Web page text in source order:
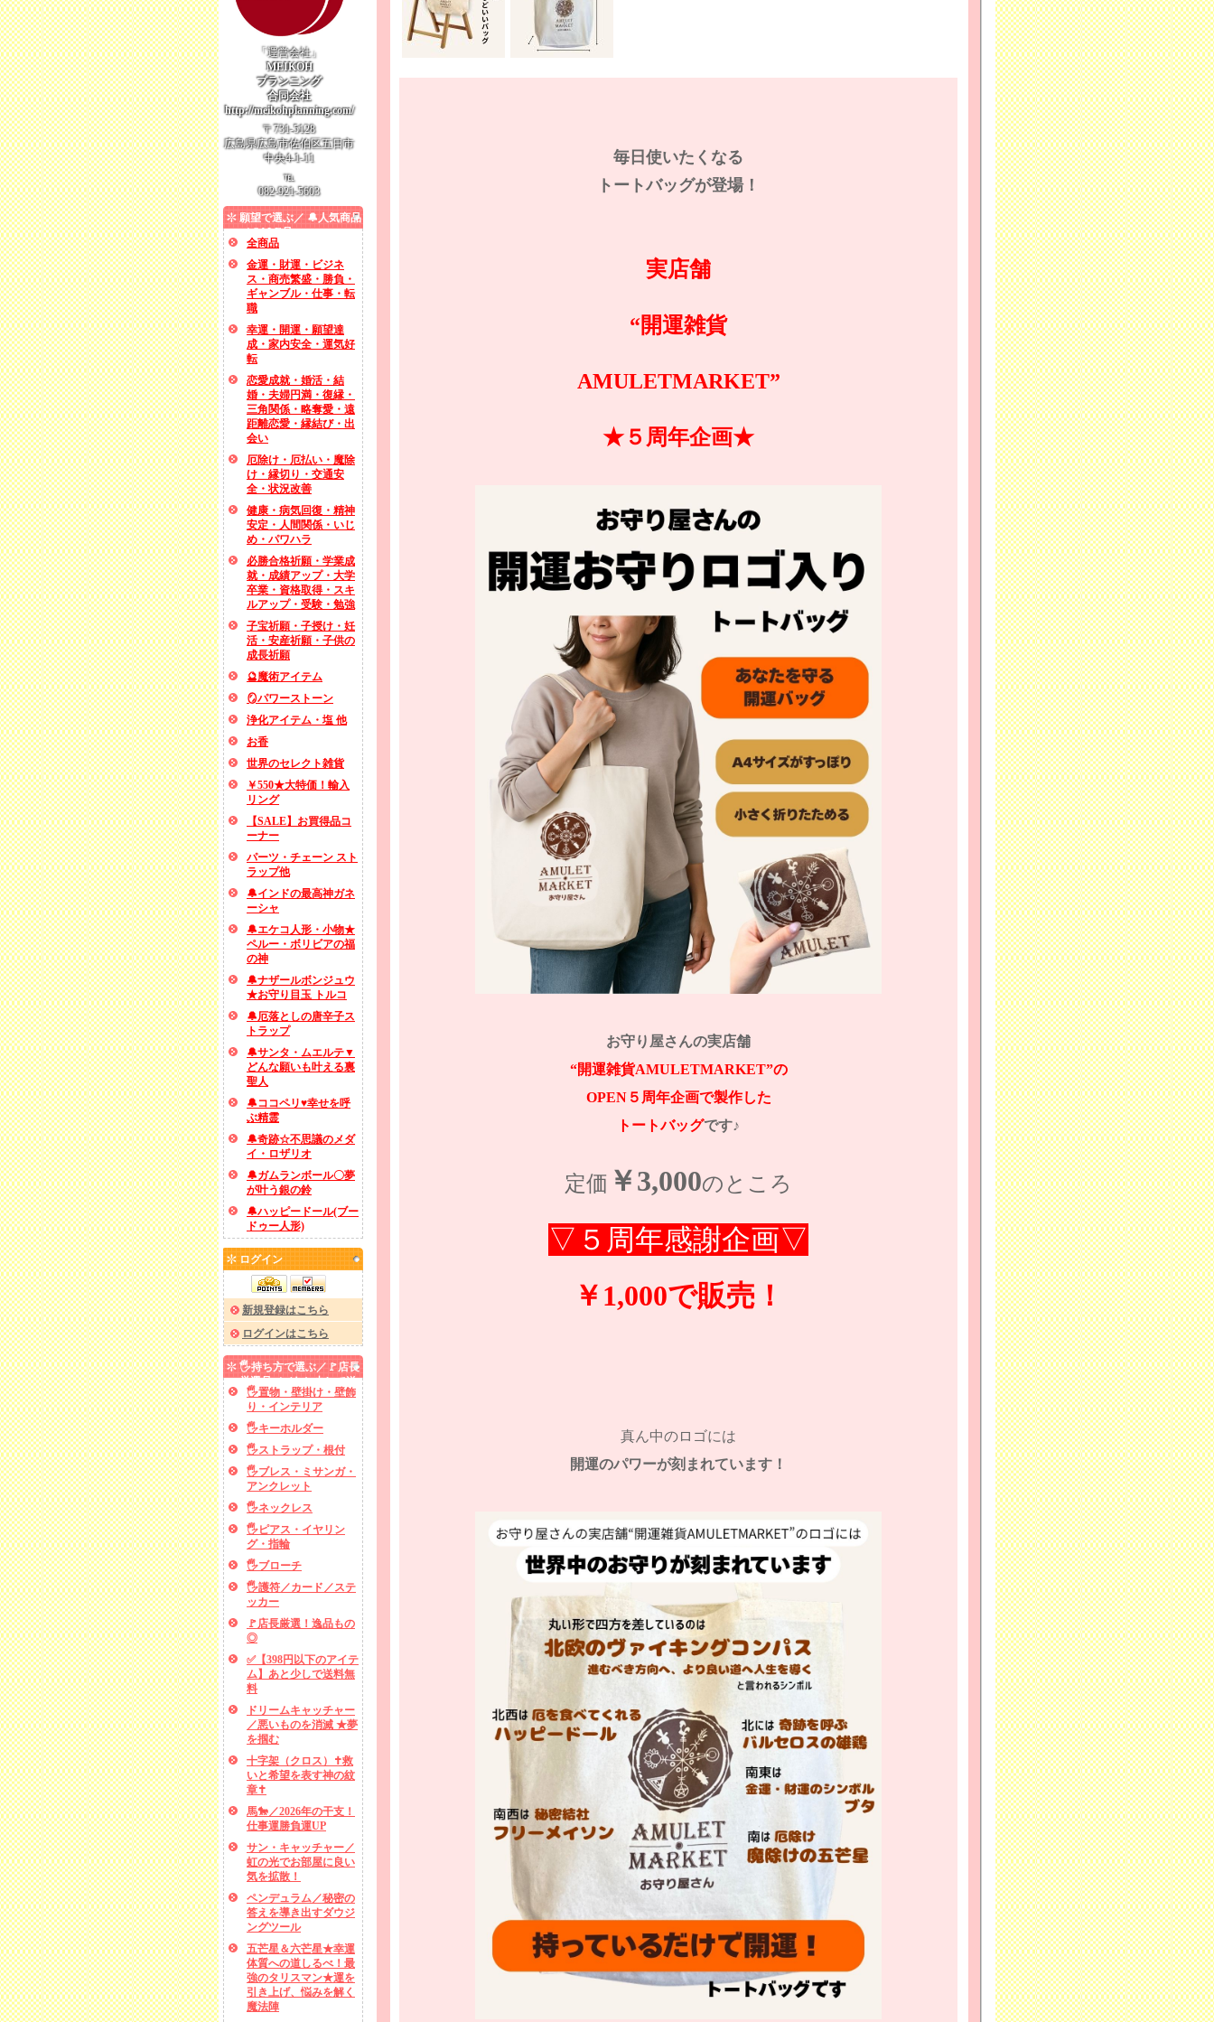
「運営会社」
MEIKOH
プランニング
合同会社
http://meikohplanning.com/
〒731-5128
広島県広島市佐伯区五日市
中央4-1-11
℡
082-921-5603
願望で選ぶ／ 🔔人気商品
／ SALE品
全商品
金運・財運・ビジネ
ス・商売繁盛・勝負・
ギャンブル・仕事・転
職
幸運・開運・願望達
成・家内安全・運気好
転
恋愛成就・婚活・結
婚・夫婦円満・復縁・
三角関係・略奪愛・遠
距離恋愛・縁結び・出
会い
厄除け・厄払い・魔除
け・縁切り・交通安
全・状況改善
健康・病気回復・精神
安定・人間関係・いじ
め・パワハラ
必勝合格祈願・学業成
就・成績アップ・大学
卒業・資格取得・スキ
ルアップ・受験・勉強
子宝祈願・子授け・妊
活・安産祈願・子供の
成長祈願
🔮魔術アイテム
🪞パワーストーン
浄化アイテム・塩 他
お香
世界のセレクト雑貨
￥550★大特価！輸入
リング
【SALE】お買得品コ
ーナー
パーツ・チェーン スト
ラップ他
🔔インドの最高神ガネ
ーシャ
🔔エケコ人形・小物★
ペルー・ボリビアの福
の神
🔔ナザールボンジュウ
★お守り目玉 トルコ
🔔厄落としの唐辛子ス
トラップ
🔔サンタ・ムエルテ▼
どんな願いも叶える裏
聖人
🔔ココペリ♥幸せを呼
ぶ精霊
🔔奇跡☆不思議のメダ
イ・ロザリオ
🔔ガムランボール〇夢
が叶う銀の鈴
🔔ハッピードール(ブー
ドゥー人形)
ログイン
新規登録はこちら
ログインはこちら
🖐️持ち方で選ぶ／🚩店長
厳選品／✅あと少しで送
料無料
🖐️置物・壁掛け・壁飾
り・インテリア
🖐️キーホルダー
🖐️ストラップ・根付
🖐️ブレス・ミサンガ・
アンクレット
🖐️ネックレス
🖐️ピアス・イヤリン
グ・指輪
🖐️ブローチ
🖐️護符／カード／ステ
ッカー
🚩店長厳選！逸品もの
◎
✅【398円以下のアイテ
ム】あと少しで送料無
料
ドリームキャッチャー
／悪いものを消滅 ★夢
を掴む
十字架（クロス）✝救
いと希望を表す神の紋
章✝
馬🐎／2026年の干支！
仕事運勝負運UP
サン・キャッチャー／
虹の光でお部屋に良い
気を拡散！
ペンデュラム／秘密の
答えを導き出すダウジ
ングツール
五芒星＆六芒星★幸運
体質への道しるべ！最
強のタリスマン★運を
引き上げ、悩みを解く
魔法陣
毎日使いたくなる
トートバッグが登場！
実店舗
“開運雑貨
AMULETMARKET”
★５周年企画★
お守り屋さんの実店舗
“開運雑貨AMULETMARKET”の
OPEN５周年企画で製作した
トートバッグです♪
定価 ￥3,000のところ
▽５周年感謝企画▽
￥1,000で販売！
真ん中のロゴには
開運のパワーが刻まれています！